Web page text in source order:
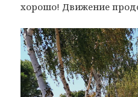
хорошо! Движение